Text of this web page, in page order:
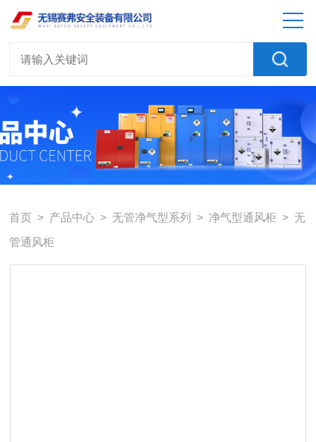
首页 > 产品中心 > 无管净气型系列 > 净气型通风柜 > 无
管通风柜